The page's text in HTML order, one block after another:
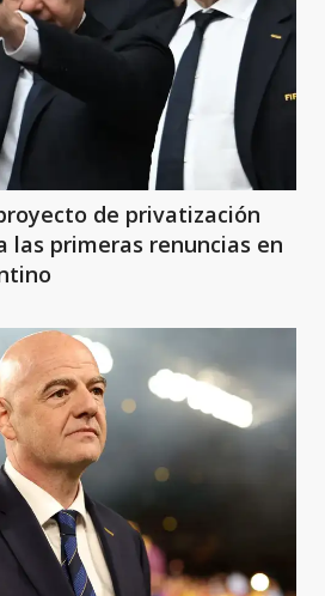
de privatización
las primeras renuncias en